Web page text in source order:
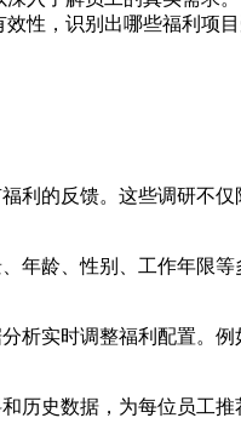
性，识别出哪些福利
利的反馈。这些调研不
年龄、性别、工作年限
析实时调整福利配置。
历史数据，为每位员工